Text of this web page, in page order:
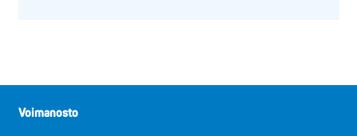
Voimanosto